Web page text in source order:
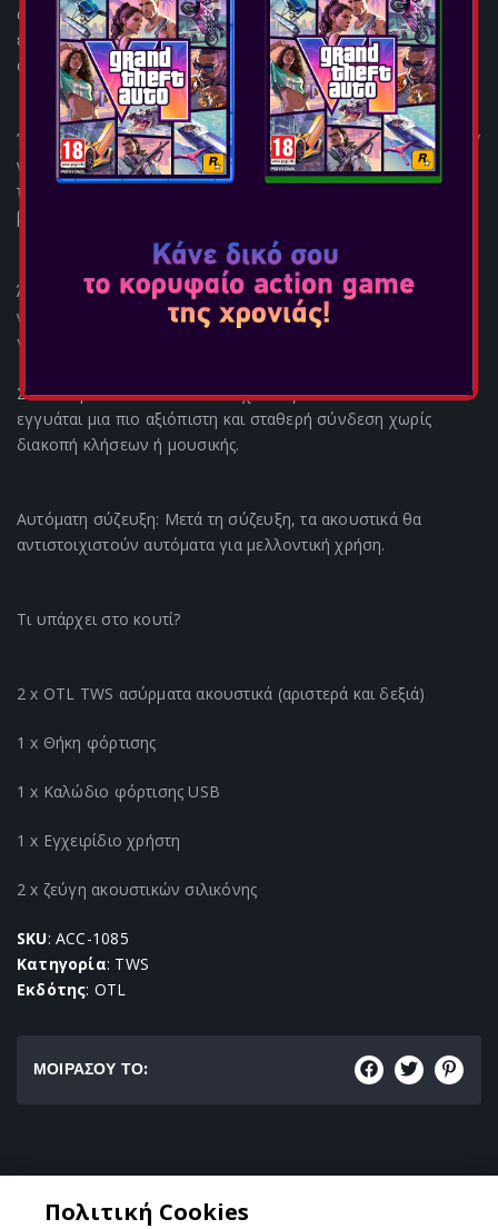
ακουστικών από μαλακή σιλικόνη (μικρό και μεγάλο) για
εξατομικευμένη εφαρμογή / δημιουργήστε μια ακουστική
σφράγιση για μια ακόμα πιο καθηλωτική εμπειρία ακρόασης.
Έξυπνος έλεγχος αφής: Μπορείτε να παραλείψετε/να παίξετε/
να διακόψετε ένα κομμάτι, να απαντήσετε/απορρίψετε
τηλεφωνικές κλήσεις ή να ενεργοποιήσετε τον φωνητικό
βοηθό απλώς πατώντας το.
Άνετο στη χρήση: Περιλαμβάνονται πρόσθετα ακουστικά για
να προσαρμόσετε την εφαρμογή σας στον ακουστικό πόρο
για να αποτρέψετε την απομάκρυνση των ακουστικών.
Σύνδεση Bluetooth® 5.3: Η τεχνολογία Bluetooth® 5.3
εγγυάται μια πιο αξιόπιστη και σταθερή σύνδεση χωρίς
διακοπή κλήσεων ή μουσικής.
Αυτόματη σύζευξη: Μετά τη σύζευξη, τα ακουστικά θα
αντιστοιχιστούν αυτόματα για μελλοντική χρήση.
Τι υπάρχει στο κουτί?
2 x OTL TWS ασύρματα ακουστικά (αριστερά και δεξιά)
1 x Θήκη φόρτισης
1 x Καλώδιο φόρτισης USB
1 x Εγχειρίδιο χρήστη
2 x ζεύγη ακουστικών σιλικόνης
SKU: ACC-1085
Κατηγορία: TWS
Εκδότης: OTL
ΜΟΙΡΑΣΟΥ ΤΟ:
Πολιτική Cookies